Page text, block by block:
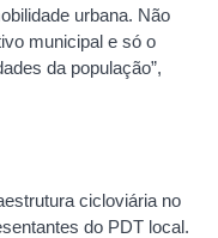
urbana. Não
municipal e só o
da população”,
cicloviária no
do PDT local.